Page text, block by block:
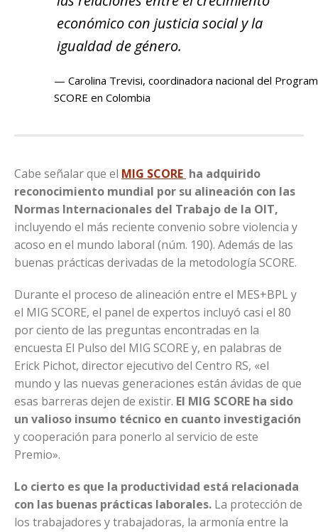
económico con justicia social y la
igualdad de género.
Carolina Trevisi, coordinadora nacional del
SCORE en Colombia
Cabe señalar que el MIG SCORE ha adquirido
reconocimiento mundial por su alineación con las
Normas Internacionales del Trabajo de la OIT,
incluyendo el más reciente convenio sobre violencia y
acoso en el mundo laboral (núm. 190). Además de las
buenas prácticas derivadas de la metodología SCORE.
Durante el proceso de alineación entre el MES+BPL y
el MIG SCORE, el panel de expertos incluyó casi el 80
por ciento de las preguntas encontradas en la
encuesta El Pulso del MIG SCORE y, en palabras de
Erick Pichot, director ejecutivo del Centro RS, «el
mundo y las nuevas generaciones están ávidas de que
esas barreras dejen de existir. El MIG SCORE ha sido
un valioso insumo técnico en cuanto investigación
y cooperación para ponerlo al servicio de este
Premio».
Lo cierto es que la productividad está relacionada
con las buenas prácticas laborales. La protección de
los trabajadores y trabajadoras, la armonía entre la